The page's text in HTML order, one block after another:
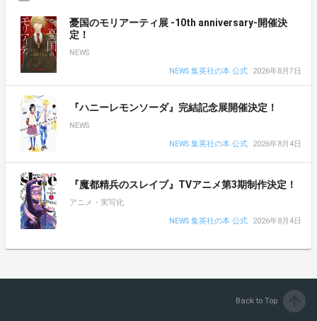
憂国のモリアーティ展 -10th anniversary-開催決
定！
NEWS
NEWS 集英社の本 公式
2026年8月7日
『ハニーレモンソーダ』完結記念展開催決定！
NEWS
NEWS 集英社の本 公式
2026年8月4日
『魔都精兵のスレイブ』TVアニメ第3期制作決定！
アニメ・実写化
NEWS 集英社の本 公式
2026年8月4日
Back to Top